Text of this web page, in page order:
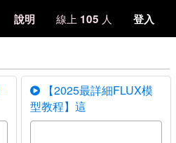
說明 線上 105 人 登入
【2025最詳細FLUX模
型教程】這